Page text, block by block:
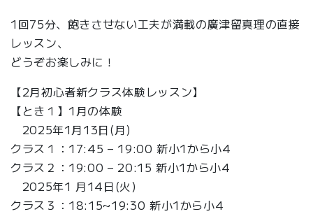
1回75分、飽きさせない工夫が満載の廣津留真理の直接
レッスン、
どうぞお楽しみに！
【2月初心者新クラス体験レッスン】
【とき１】1月の体験
2025年1月13日(月)
クラス１：17:45 – 19:00 新小1から小4
クラス２：19:00 – 20:15 新小1から小4
2025年1 月14日(火)
クラス３：18:15~19:30 新小1から小4